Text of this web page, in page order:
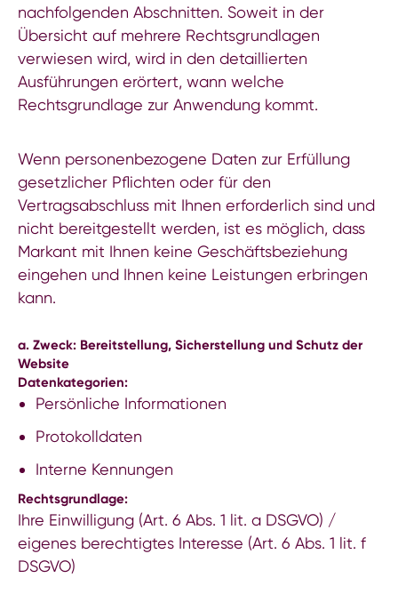
nachfolgenden Abschnitten. Soweit in der
Übersicht auf mehrere Rechtsgrundlagen
verwiesen wird, wird in den detaillierten
Ausführungen erörtert, wann welche
Rechtsgrundlage zur Anwendung kommt.
Wenn personenbezogene Daten zur Erfüllung
gesetzlicher Pflichten oder für den
Vertragsabschluss mit Ihnen erforderlich sind und
nicht bereitgestellt werden, ist es möglich, dass
Markant mit Ihnen keine Geschäftsbeziehung
eingehen und Ihnen keine Leistungen erbringen
kann.
a. Zweck: Bereitstellung, Sicherstellung und Schutz der
Website
Datenkategorien:
Persönliche Informationen
Protokolldaten
Interne Kennungen
Rechtsgrundlage:
Ihre Einwilligung (Art. 6 Abs. 1 lit. a DSGVO) /
eigenes berechtigtes Interesse (Art. 6 Abs. 1 lit. f
DSGVO)